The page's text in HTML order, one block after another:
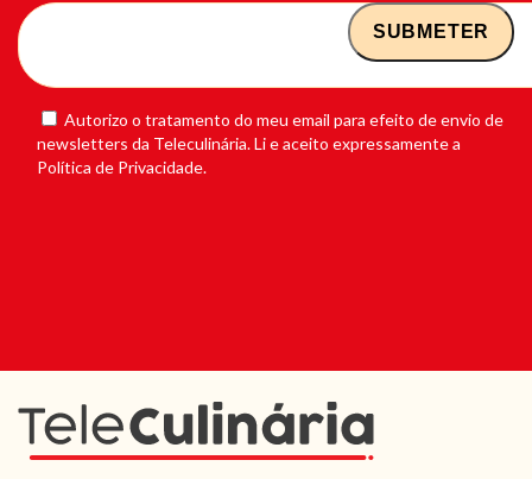
Autorizo o tratamento do meu email para efeito de envio de
newsletters da Teleculinária. Li e aceito expressamente a
Política de Privacidade.